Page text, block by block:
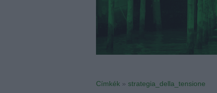
Címkék » strategia_della_tensione